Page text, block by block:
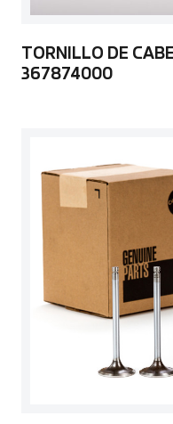
TORNILLO DE
367874000